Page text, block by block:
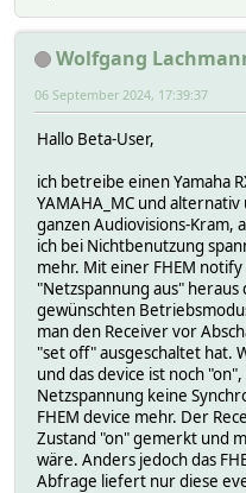
<yamaha:X_serviceList>
<yamaha:X_service>
<yamaha:X_controlURL>/
</yamaha:X_service>
</yamaha:X_service>
</yamaha:X_serviceList>
</yamaha:X_device>
</root>
Wolfgang
06 September 2024, 17:39:37
Hallo Beta-User,
ich betreibe einen Yamaha
YAMAHA_MC und
ganzen Audiovisions-Kram,
ich bei Nichtbenutzung
mehr. Mit einer FHEM
"Netzspannung aus"
gewünschten
man den Receiver vor
"set off" ausgeschaltet hat.
und das device ist noch
Netzspannung keine
FHEM device mehr. Der
Zustand "on" gemerkt und
wäre. Anders jedoch das
Abfrage liefert nur diese